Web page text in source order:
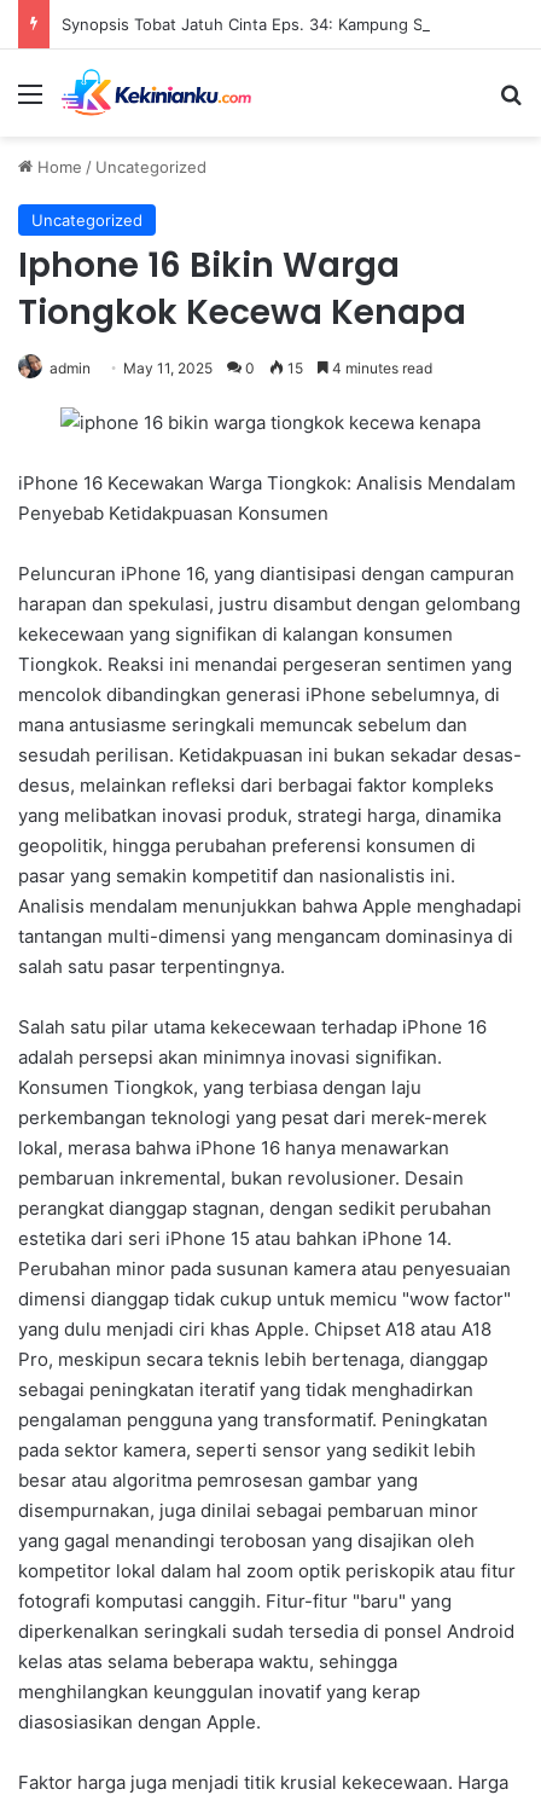
Menu
Home / Uncategorized
Uncategorized
Iphone 16 Bikin Warga
Tiongkok Kecewa Kenapa
admin May 11, 2025 0 15 4 minutes read
iPhone 16 Kecewakan Warga Tiongkok: Analisis Mendalam
Penyebab Ketidakpuasan Konsumen
Peluncuran iPhone 16, yang diantisipasi dengan campuran
harapan dan spekulasi, justru disambut dengan gelombang
kekecewaan yang signifikan di kalangan konsumen
Tiongkok. Reaksi ini menandai pergeseran sentimen yang
mencolok dibandingkan generasi iPhone sebelumnya, di
mana antusiasme seringkali memuncak sebelum dan
sesudah perilisan. Ketidakpuasan ini bukan sekadar desas-
desus, melainkan refleksi dari berbagai faktor kompleks
yang melibatkan inovasi produk, strategi harga, dinamika
geopolitik, hingga perubahan preferensi konsumen di
pasar yang semakin kompetitif dan nasionalistis ini.
Analisis mendalam menunjukkan bahwa Apple menghadapi
tantangan multi-dimensi yang mengancam dominasinya di
salah satu pasar terpentingnya.
Salah satu pilar utama kekecewaan terhadap iPhone 16
adalah persepsi akan minimnya inovasi signifikan.
Konsumen Tiongkok, yang terbiasa dengan laju
perkembangan teknologi yang pesat dari merek-merek
lokal, merasa bahwa iPhone 16 hanya menawarkan
pembaruan inkremental, bukan revolusioner. Desain
perangkat dianggap stagnan, dengan sedikit perubahan
estetika dari seri iPhone 15 atau bahkan iPhone 14.
Perubahan minor pada susunan kamera atau penyesuaian
dimensi dianggap tidak cukup untuk memicu "wow factor"
yang dulu menjadi ciri khas Apple. Chipset A18 atau A18
Pro, meskipun secara teknis lebih bertenaga, dianggap
sebagai peningkatan iteratif yang tidak menghadirkan
pengalaman pengguna yang transformatif. Peningkatan
pada sektor kamera, seperti sensor yang sedikit lebih
besar atau algoritma pemrosesan gambar yang
disempurnakan, juga dinilai sebagai pembaruan minor
yang gagal menandingi terobosan yang disajikan oleh
kompetitor lokal dalam hal zoom optik periskopik atau fitur
fotografi komputasi canggih. Fitur-fitur "baru" yang
diperkenalkan seringkali sudah tersedia di ponsel Android
kelas atas selama beberapa waktu, sehingga
menghilangkan keunggulan inovatif yang kerap
diasosiasikan dengan Apple.
Faktor harga juga menjadi titik krusial kekecewaan. Harga